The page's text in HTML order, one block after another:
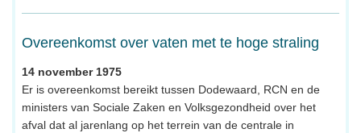
Overeenkomst over vaten met te hoge straling
14 november 1975
Er is overeenkomst bereikt tussen Dodewaard, RCN en de
ministers van Sociale Zaken en Volksgezondheid over het
afval dat al jarenlang op het terrein van de centrale in